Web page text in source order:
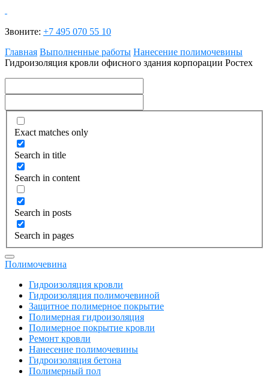
Звоните: +7 495 070 55 10
Главная Выполненные работы Нанесение полимочевины
Гидроизоляция кровли офисного здания корпорации Ростех
Exact matches only
Search in title
Search in content
Search in posts
Search in pages
Полимочевина
Гидроизоляция кровли
Гидроизоляция полимочевиной
Защитное полимерное покрытие
Полимерная гидроизоляция
Полимерное покрытие кровли
Ремонт кровли
Нанесение полимочевины
Гидроизоляция бетона
Полимерный пол